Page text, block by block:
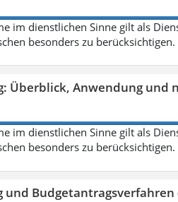
im dienstlichen Sinne gilt als
besonders zu berücksichtigen.
Überblick, Anwendung
im dienstlichen Sinne gilt als
besonders zu berücksichtigen.
und Budgetantragsverfahren